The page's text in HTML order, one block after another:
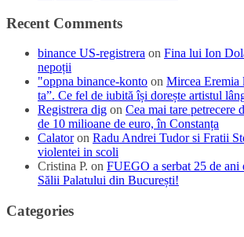
Recent Comments
binance US-registrera on Fina lui Ion
nepoții
"oppna binance-konto on Mircea Eremia
ta”. Ce fel de iubită își dorește artistul
Registrera dig on Cea mai tare petrecere
de 10 milioane de euro, în Constanța
Calatoron Radu Andrei Tudor si Fratii
violentei in scoli
Cristina P. on FUEGO a serbat 25 de ani
Sălii Palatului din București!
Categories